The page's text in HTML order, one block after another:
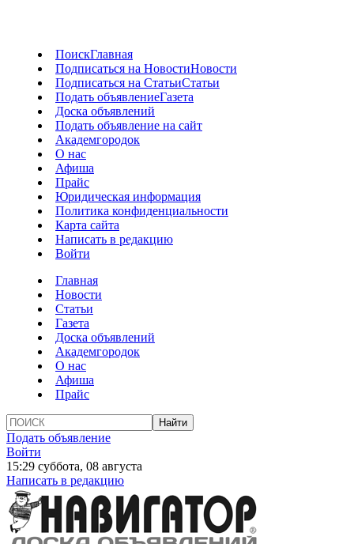
ПоискГлавная
Подписаться на НовостиНовости
Подписаться на СтатьиСтатьи
Подать объявлениеГазета
Доска объявлений
Подать объявление на сайт
Академгородок
О нас
Афиша
Прайс
Юридическая информация
Политика конфиденциальности
Карта сайта
Написать в редакцию
Войти
Главная
Новости
Статьи
Газета
Доска объявлений
Академгородок
О нас
Афиша
Прайс
Подать объявление
Войти
15:29 суббота, 08 августа
Написать в редакцию